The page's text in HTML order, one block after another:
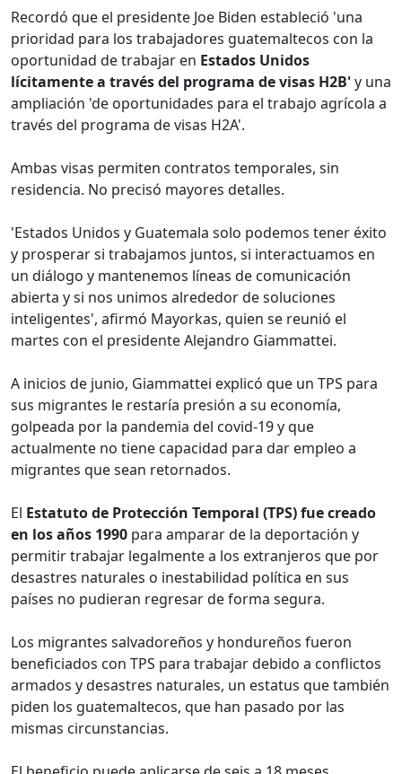
Recordó que el presidente Joe Biden estableció 'una
prioridad para los trabajadores guatemaltecos con la
oportunidad de trabajar en Estados Unidos
lícitamente a través del programa de visas H2B'y una
ampliación 'de oportunidades para el trabajo agrícola a
través del programa de visas H2A'.
Ambas visas permiten contratos temporales, sin
residencia. No precisó mayores detalles.
'Estados Unidos y Guatemala solo podemos tener éxito
y prosperar si trabajamos juntos, si interactuamos en
un diálogo y mantenemos líneas de comunicación
abierta y si nos unimos alrededor de soluciones
inteligentes', afirmó Mayorkas, quien se reunió el
martes con el presidente Alejandro Giammattei.
A inicios de junio, Giammattei explicó que un TPS para
sus migrantes le restaría presión a su economía,
golpeada por la pandemia del covid-19 y que
actualmente no tiene capacidad para dar empleo a
migrantes que sean retornados.
El Estatuto de Protección Temporal (TPS) fue creado
en los años 1990 para amparar de la deportación y
permitir trabajar legalmente a los extranjeros que por
desastres naturales o inestabilidad política en sus
países no pudieran regresar de forma segura.
Los migrantes salvadoreños y hondureños fueron
beneficiados con TPS para trabajar debido a conflictos
armados y desastres naturales, un estatus que también
piden los guatemaltecos, que han pasado por las
mismas circunstancias.